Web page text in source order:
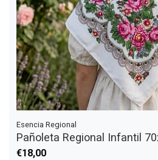
Esencia Regional
Pañoleta Regional Infantil
€18,00